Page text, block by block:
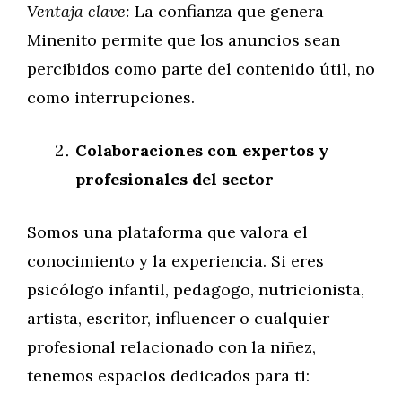
Ventaja clave: La confianza que genera
Minenito permite que los anuncios sean
percibidos como parte del contenido útil, no
como interrupciones.
Colaboraciones con expertos y
profesionales del sector
Somos una plataforma que valora el
conocimiento y la experiencia. Si eres
psicólogo infantil, pedagogo, nutricionista,
artista, escritor, influencer o cualquier
profesional relacionado con la niñez,
tenemos espacios dedicados para ti: